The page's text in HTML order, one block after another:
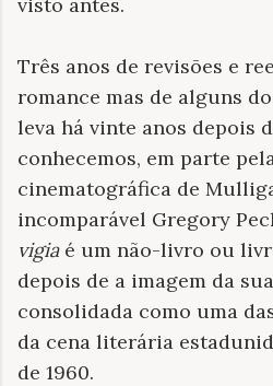
Três anos de revisões e
romance mas de alguns
leva há vinte anos depois
conhecemos, em parte
cinematográfica de
incomparável Gregory
vigiaé um não-livro ou
depois de a imagem da
consolidada como uma
da cena literária
de 1960.